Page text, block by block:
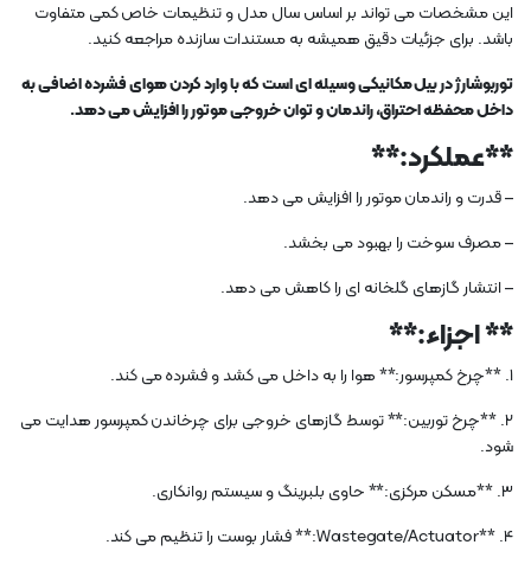
این مشخصات می تواند بر اساس سال مدل و تنظیمات خاص کمی متفاوت
باشد. برای جزئیات دقیق همیشه به مستندات سازنده مراجعه کنید.
توربوشارژ در بیل مکانیکی وسیله ای است که با وارد کردن هوای فشرده اضافی به
داخل محفظه احتراق، راندمان و توان خروجی موتور را افزایش می دهد.
**عملکرد:**
– قدرت و راندمان موتور را افزایش می دهد.
– مصرف سوخت را بهبود می بخشد.
– انتشار گازهای گلخانه ای را کاهش می دهد.
** اجزاء:**
1. **چرخ کمپرسور:** هوا را به داخل می کشد و فشرده می کند.
2. **چرخ توربین:** توسط گازهای خروجی برای چرخاندن کمپرسور هدایت می
شود.
3. **مسکن مرکزی:** حاوی بلبرینگ و سیستم روانکاری.
4. **Wastegate/Actuator:** فشار بوست را تنظیم می کند.